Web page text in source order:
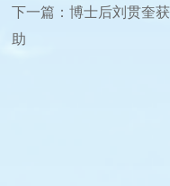
下一篇：博士后刘贯奎
助